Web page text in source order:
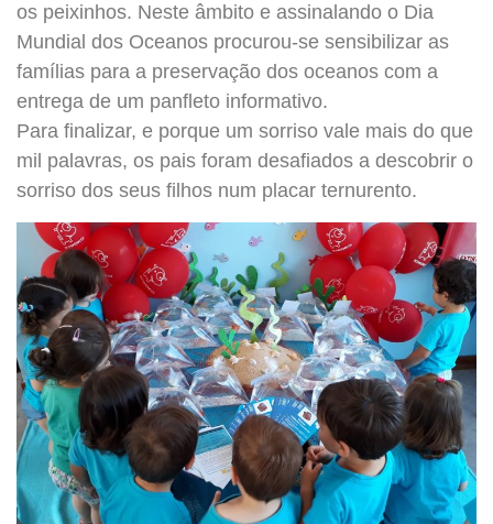
os peixinhos. Neste âmbito e assinalando o Dia
Mundial dos Oceanos procurou-se sensibilizar as
famílias para a preservação dos oceanos com a
entrega de um panfleto informativo.
Para finalizar, e porque um sorriso vale mais do que
mil palavras, os pais foram desafiados a descobrir o
sorriso dos seus filhos num placar ternurento.